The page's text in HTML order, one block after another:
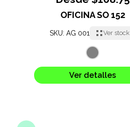
Tecnología
Llaveros
OFICINA SO 152
SKU: AG 001 Ver stock
Ver detalles